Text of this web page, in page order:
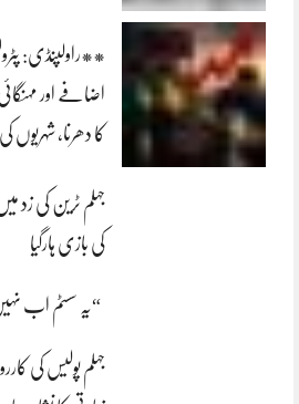
**راولپنڈی:
اضافے اور
کا دھرنا،
جہلم ٹرین کی زد
کی بازی ہارگیا
“یہ سسٹم اب